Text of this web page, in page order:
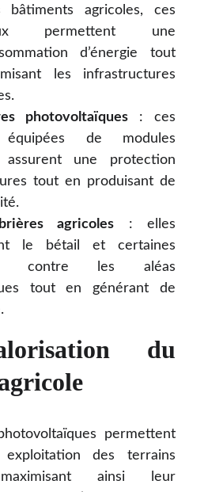
bâtiments agricoles, ces
permettent une
d’énergie tout
les infrastructures
photovoltaïques: ces
de modules
assurent une protection
tout en produisant de
agricoles : elles
le bétail et certaines
contre les aléas
tout en générant de
du
permettent
des terrains
ainsi leur